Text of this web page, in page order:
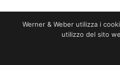
Werner & Weber utilizza i
utilizzo del sito